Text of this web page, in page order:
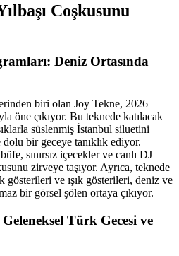
Coşkusunu
Deniz Ortasında
biri olan Joy Tekne, 2026
öne çıkıyor. Bu teknede katılacak
süslenmiş İstanbul siluetini
bir geceye tanıklık ediyor.
sınırsız içecekler ve canlı DJ
zirveye taşıyor. Ayrıca, teknede
gösterileri ve ışık gösterileri, deniz ve
bir görsel şölen ortaya çıkıyor.
Türk Gecesi ve